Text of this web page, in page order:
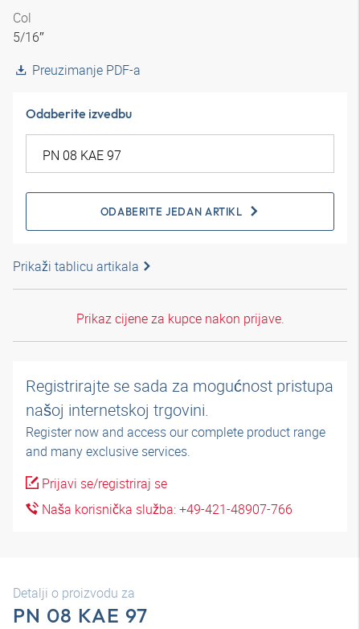
Col
5/16″
Preuzimanje PDF-a
Odaberite izvedbu
ODABERITE JEDAN ARTIKL
Prikaži tablicu artikala
Prikaz cijene za kupce nakon prijave.
Registrirajte se sada za mogućnost pristupa
našoj internetskoj trgovini.
Register now and access our complete product range
and many exclusive services.
Prijavi se/registriraj se
Naša korisnička služba: +49-421-48907-766
Detalji o proizvodu za
PN 08 KAE 97